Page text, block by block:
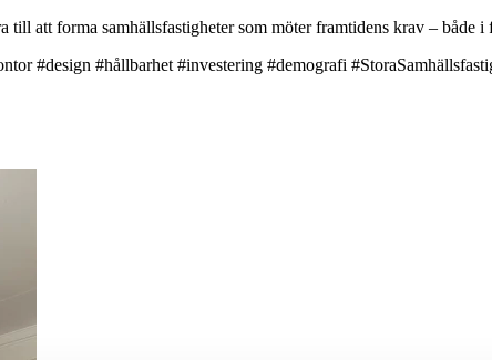
att forma samhällsfastigheter som möter framtidens krav – både
#design #hållbarhet #investering #demografi